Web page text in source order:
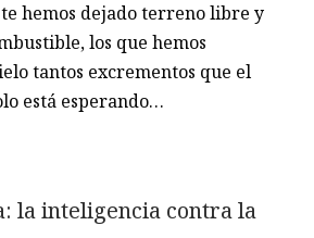
hemos dejado terreno libre y
los que hemos
tantos excrementos que el
está esperando…
la inteligencia contra la